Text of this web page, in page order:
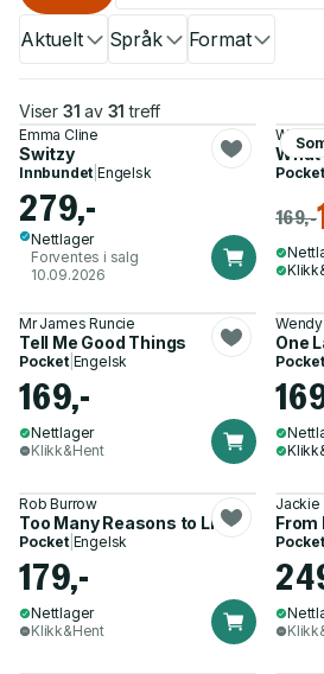
Aktuelt Språk Format
Viser 31 av 31 treff
Emma Cline
Switzy
Innbundet |Engelsk
279,-
Nettlager
Forventes i salg
10.09.2026
What
Pocket
169,-
Mr James Runcie
Tell Me Good Things
Pocket| Engelsk
169,-
Nettlager
Klikk&Hent
One
Pocket
Rob Burrow
Too Many Reasons to Live
Pocket| Engelsk
179,-
Nettlager
Klikk&Hent
Jackie
From
Pocket